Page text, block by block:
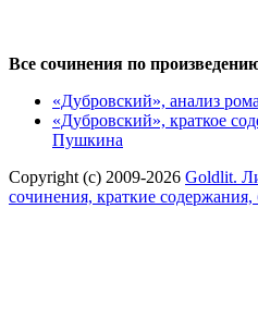
Все сочинения по
«Дубровский», анализ
«Дубровский», краткое
Пушкина
Copyright (c) 2009-2026 Goldlit.
сочинения, краткие